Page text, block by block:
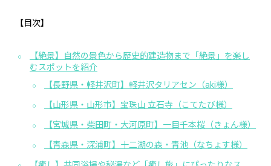
【目次】
【絶景】自然の景色から歴史的建造物まで「絶景」を楽し
むスポットを紹介
【長野県・軽井沢町】軽井沢タリアセン（aki様）
【山形県・山形市】宝珠山 立石寺（こてたび様）
【宮城県・柴田町・大河原町】一目千本桜（きょん様）
【青森県・深浦町】十二湖の森・青池（なちょす様）